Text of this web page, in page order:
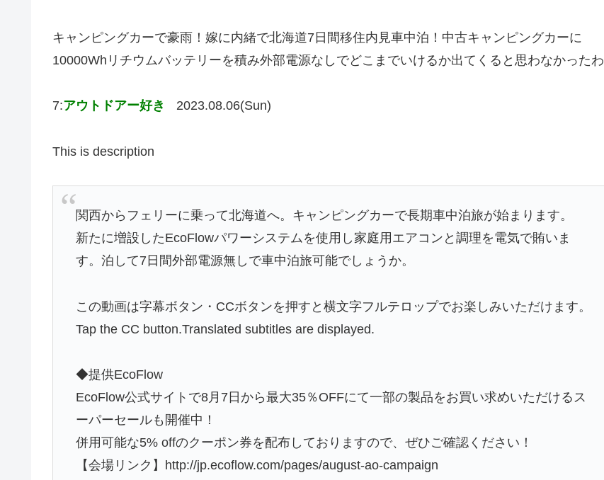
キャンピングカーで豪雨！嫁に内緒で北海道7日間移住内見車中泊！中古キャンピングカーに
10000Whリチウムバッテリーを積み外部電源なしでどこまでいけるか出てくると思わなかったわ
7:アウトドアー好き 2023.08.06(Sun)
This is description
関西からフェリーに乗って北海道へ。キャンピングカーで長期車中泊旅が始まります。
新たに増設したEcoFlowパワーシステムを使用し家庭用エアコンと調理を電気で賄いま
す。泊して7日間外部電源無しで車中泊旅可能でしょうか。
この動画は字幕ボタン・CCボタンを押すと横文字フルテロップでお楽しみいただけます。
Tap the CC button.Translated subtitles are displayed.
◆提供EcoFlow
EcoFlow公式サイトで8月7日から最大35％OFFにて一部の製品をお買い求めいただけるス
ーパーセールも開催中！
併用可能な5% offのクーポン券を配布しておりますので、ぜひご確認ください！
【会場リンク】http://jp.ecoflow.com/pages/august-ao-campaign